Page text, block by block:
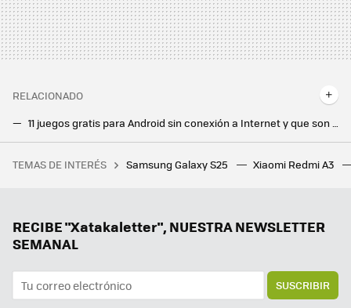
RELACIONADO
11 juegos gratis para Android sin conexión a Internet y que son tan buenos que no parecen gratuitos
11 juegos gratis para Android sin conexión a Internet y que son tan buenos que no parecen gratuitos
Un jugador compra a su hijo un PC gaming nuevo por 1.160 euros, pero no se da cuenta de que el hardware instalado tiene más de 10 años
TEMAS DE INTERÉS Samsung Galaxy S25 Xiaomi Redmi A3
RECIBE "Xatakaletter", NUESTRA NEWSLETTER
SEMANAL
SUSCRIBIR